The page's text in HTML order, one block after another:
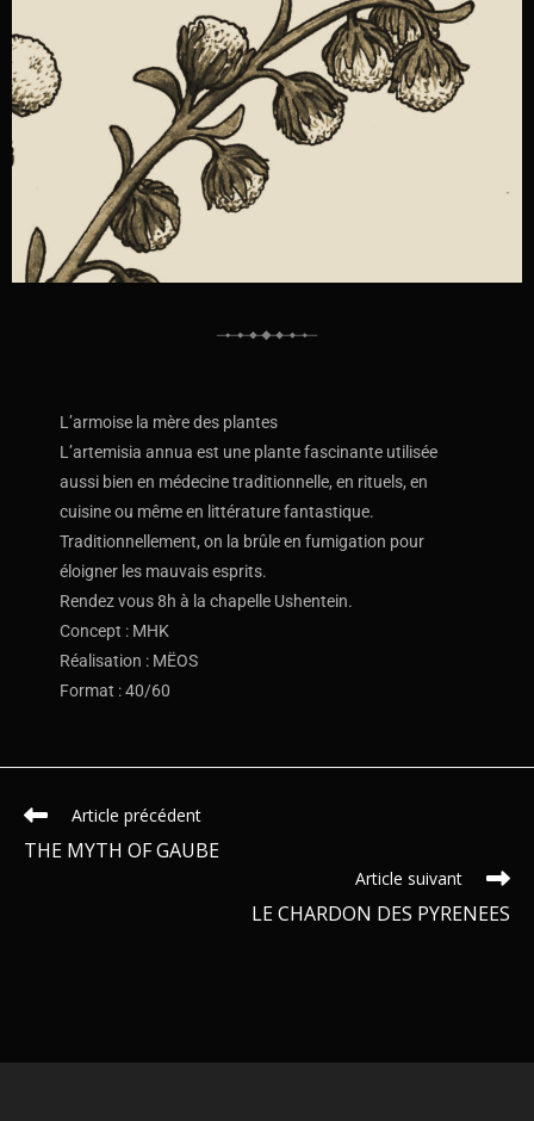
L’armoise la mère des plantes
L’artemisia annua est une plante fascinante utilisée
aussi bien en médecine traditionnelle, en rituels, en
cuisine ou même en littérature fantastique.
Traditionnellement, on la brûle en fumigation pour
éloigner les mauvais esprits.
Rendez vous 8h à la chapelle Ushentein.
Concept : MHK
Réalisation : MËOS
Format : 40/60
Article précédent
THE MYTH OF GAUBE
Article suivant
LE CHARDON DES PYRENEES